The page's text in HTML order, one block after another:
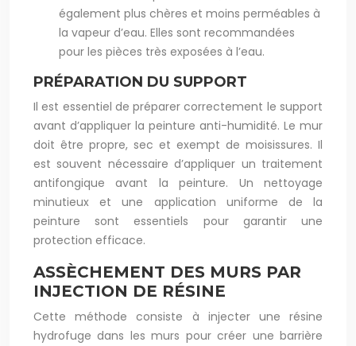
également plus chères et moins perméables à
la vapeur d’eau. Elles sont recommandées
pour les pièces très exposées à l’eau.
PRÉPARATION DU SUPPORT
Il est essentiel de préparer correctement le support
avant d’appliquer la peinture anti-humidité. Le mur
doit être propre, sec et exempt de moisissures. Il
est souvent nécessaire d’appliquer un traitement
antifongique avant la peinture. Un nettoyage
minutieux et une application uniforme de la
peinture sont essentiels pour garantir une
protection efficace.
ASSÈCHEMENT DES MURS PAR
INJECTION DE RÉSINE
Cette méthode consiste à injecter une résine
hydrofuge dans les murs pour créer une barrière